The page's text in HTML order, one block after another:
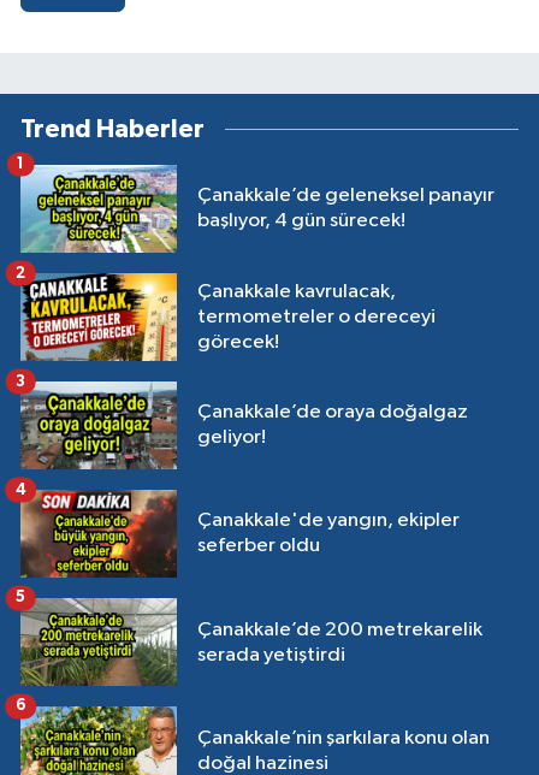
Trend Haberler
Çanakkale’de geleneksel panayır
başlıyor, 4 gün sürecek!
1
Çanakkale kavrulacak,
termometreler o dereceyi
görecek!
2
Çanakkale’de oraya doğalgaz
geliyor!
3
Çanakkale'de yangın, ekipler
seferber oldu
4
Çanakkale’de 200 metrekarelik
serada yetiştirdi
5
Çanakkale’nin şarkılara konu olan
doğal hazinesi
6